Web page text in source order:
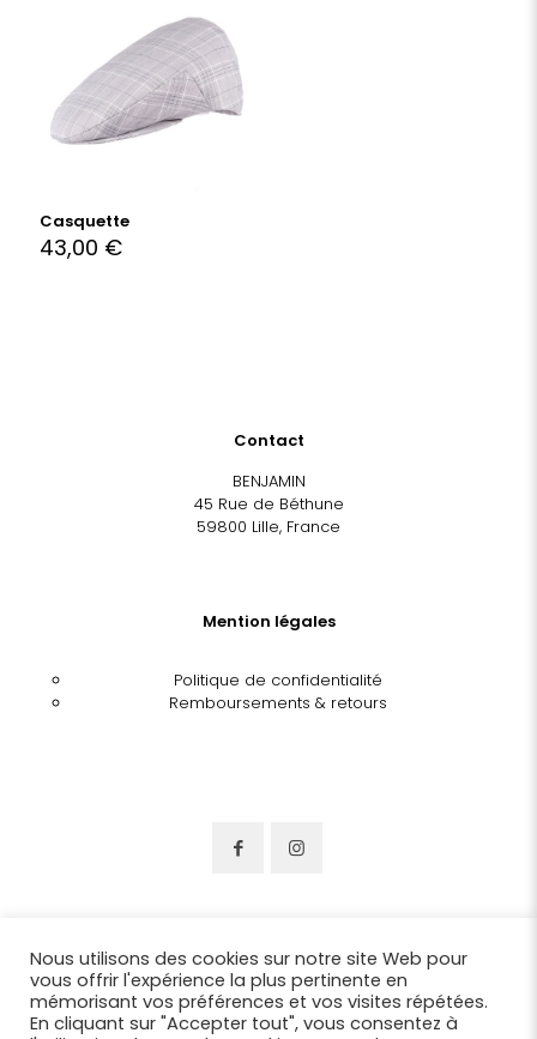
Casquette
43,00 €
Contact
BENJAMIN
45 Rue de Béthune
59800 Lille, France
Mention légales
Politique de confidentialité
Remboursements & retours
Nous utilisons des cookies sur notre site Web pour
vous offrir l'expérience la plus pertinente en
mémorisant vos préférences et vos visites répétées.
En cliquant sur "Accepter tout", vous consentez à